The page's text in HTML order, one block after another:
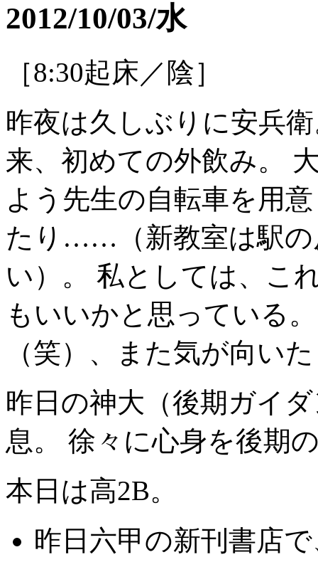
2012/10/03/水
［8:30起床／陰］
昨夜は久しぶりに安兵
来、初めての外飲み。
よう先生の自転車を用
たり……（新教室は駅の
い）。 私としては、こ
もいいかと思っている
（笑）、また気が向
昨日の神大（後期ガイ
息。 徐々に心身を後期
本日は高2B。
昨日六甲の新刊書店